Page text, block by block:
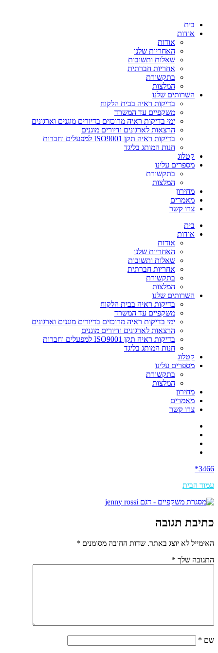
בית
אודות
אודות
האחריות שלנו
שאלות ותשובות
אחריות חברתית
בתקשורת
המלצות
השרותים שלנו
בדיקות ראיה בבית הלקוח
משקפיים עד המשרד
ימי בדיקות ראיה מרוכזים בדיורים מוגנים וארגונים
הרצאות לארגונים ודיורים מוגנים
בדיקות ראיה תקן ISO9001 למפעלים וחברות
חנות המותג בליגד
קטלוג
מספרים עלינו
בתקשורת
המלצות
מחירון
מאמרים
צרו קשר
בית
אודות
אודות
האחריות שלנו
שאלות ותשובות
אחריות חברתית
בתקשורת
המלצות
השרותים שלנו
בדיקות ראיה בבית הלקוח
משקפיים עד המשרד
ימי בדיקות ראיה מרוכזים בדיורים מוגנים וארגונים
הרצאות לארגונים ודיורים מוגנים
בדיקות ראיה תקן ISO9001 למפעלים וחברות
חנות המותג בליגד
קטלוג
מספרים עלינו
בתקשורת
המלצות
מחירון
מאמרים
צרו קשר
3466*
עמוד הבית
כתיבת תגובה
האימייל לא יוצג באתר. שדות החובה מסומנים *
התגובה שלך *
שם *